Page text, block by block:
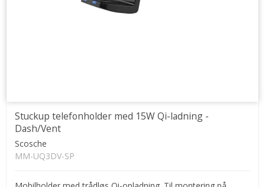
Stuckup telefonholder med 15W Qi-ladning -
Dash/Vent
Scosche
MM-UQ3DV-SP